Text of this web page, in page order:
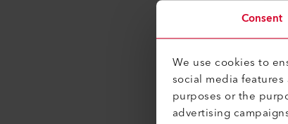
Consent
We use cookies to
social media
purposes or the
advertising